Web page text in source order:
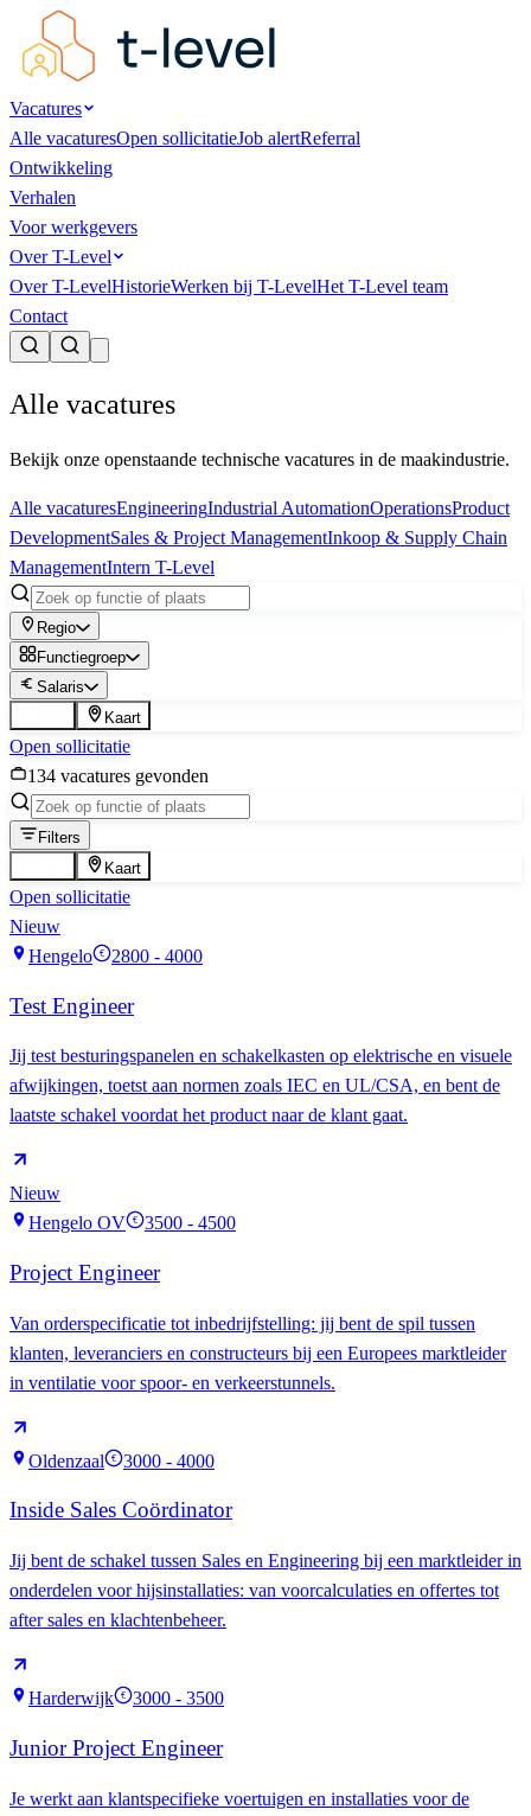
Vacatures
Alle vacaturesOpen sollicitatieJob alertReferral
Ontwikkeling
Verhalen
Voor werkgevers
Over T-Level
Over T-LevelHistorieWerken bij T-LevelHet T-Level team
Contact
Alle vacatures
Bekijk onze openstaande technische vacatures in de maakindustrie.
Alle vacaturesEngineeringIndustrial AutomationOperationsProduct
DevelopmentSales & Project ManagementInkoop & Supply Chain
ManagementIntern T-Level
Regio
Functiegroep
Salaris
Kaart
Open sollicitatie
134 vacatures gevonden
Filters
Kaart
Open sollicitatie
Nieuw
Hengelo
€ 2800 - 4000
Test Engineer
Jij test besturingspanelen en schakelkasten op elektrische en visuele
afwijkingen, toetst aan normen zoals IEC en UL/CSA, en bent de
laatste schakel voordat het product naar de klant gaat.
Nieuw
Hengelo OV
€ 3500 - 4500
Project Engineer
Van orderspecificatie tot inbedrijfstelling: jij bent de spil tussen
klanten, leveranciers en constructeurs bij een Europees marktleider
in ventilatie voor spoor- en verkeerstunnels.
Oldenzaal € 3000 - 4000
Inside Sales Coördinator
Jij bent de schakel tussen Sales en Engineering bij een marktleider in
onderdelen voor hijsinstallaties: van voorcalculaties en offertes tot
after sales en klachtenbeheer.
Harderwijk € 3000 - 3500
Junior Project Engineer
Je werkt aan klantspecifieke voertuigen en installaties voor de